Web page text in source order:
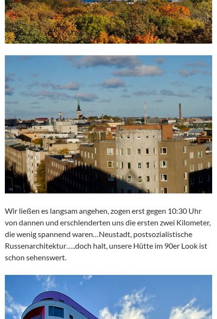
Wir ließen es langsam angehen, zogen erst gegen 10:30 Uhr
von dannen und erschlenderten uns die ersten zwei Kilometer,
die wenig spannend waren…Neustadt, postsozialistische
Russenarchitektur…..doch halt, unsere Hütte im 90er Look ist
schon sehenswert.